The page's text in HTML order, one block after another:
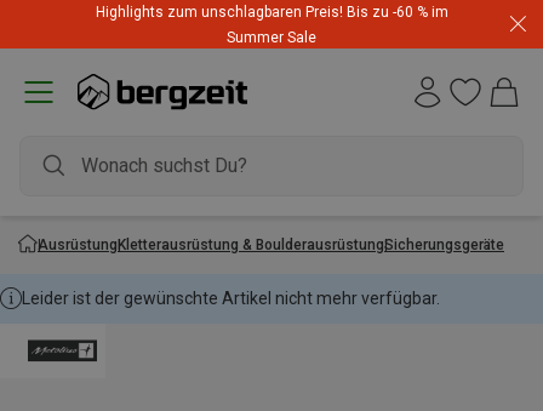
Highlights zum unschlagbaren Preis! Bis zu -60 % im
Summer Sale
AusrüstungKletterausrüstung & BoulderausrüstungSicherungsgeräte
Leider ist der gewünschte Artikel nicht mehr verfügbar.